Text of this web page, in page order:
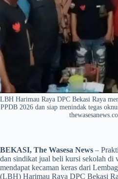
LBH Harimau Raya DPC Bekasi Raya
PPDB 2026 dan siap menindak tegas
BEKASI, The Wasesa News –
dan sindikat jual beli kursi sekolah di
mendapat kecaman keras dari
(LBH) Harimau Raya DPC Bekasi